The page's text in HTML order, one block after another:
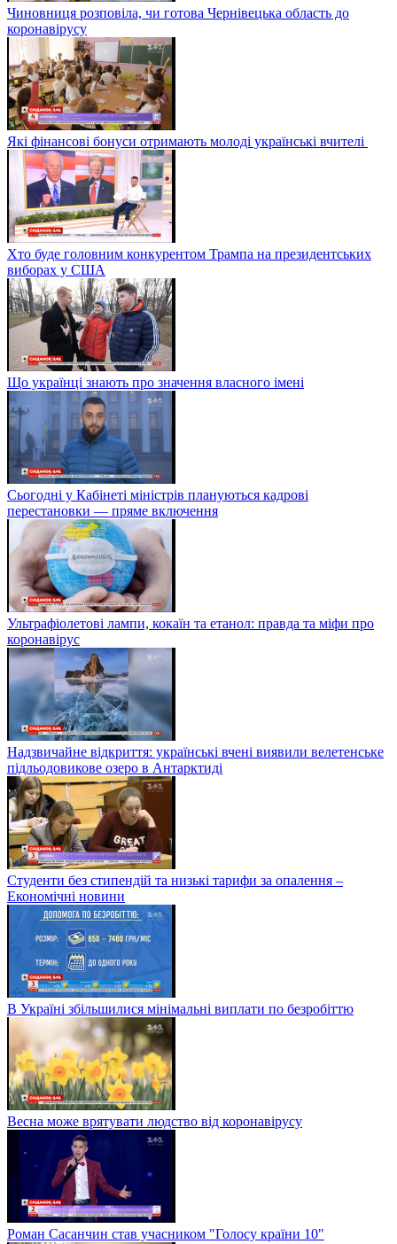
Чиновниця розповіла, чи готова Чернівецька область до
коронавірусу
Які фінансові бонуси отримають молоді українські вчителі
Хто буде головним конкурентом Трампа на президентських
виборах у США
Що українці знають про значення власного імені
Сьогодні у Кабінеті міністрів плануються кадрові
перестановки — пряме включення
Ультрафіолетові лампи, кокаїн та етанол: правда та міфи про
коронавірус
Надзвичайне відкриття: українські вчені виявили велетенське
підльодовикове озеро в Антарктиді
Студенти без стипендій та низькі тарифи за опалення –
Економічні новини
В Україні збільшилися мінімальні виплати по безробіттю
Весна може врятувати людство від коронавірусу
Роман Сасанчин став учасником "Голосу країни 10"